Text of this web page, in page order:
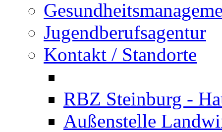
Jugendberufsagentur
Kontakt / Standorte
RBZ Steinburg -
Außenstelle